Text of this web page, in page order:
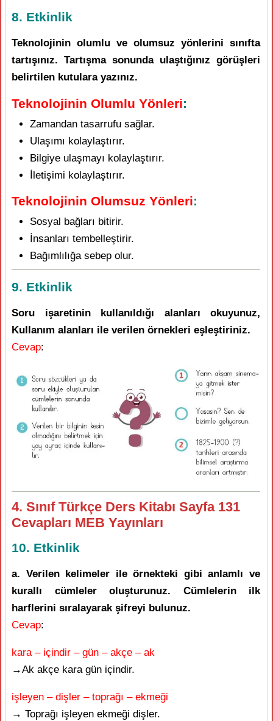
8. Etkinlik
Teknolojinin olumlu ve olumsuz yönlerini sınıfta
tartışınız. Tartışma sonunda ulaştığınız görüşleri
belirtilen kutulara yazınız.
Teknolojinin Olumlu Yönleri:
Zamandan tasarrufu sağlar.
Ulaşımı kolaylaştırır.
Bilgiye ulaşmayı kolaylaştırır.
İletişimi kolaylaştırır.
Teknolojinin Olumsuz Yönleri:
Sosyal bağları bitirir.
İnsanları tembelleştirir.
Bağımlılığa sebep olur.
9. Etkinlik
Soru işaretinin kullanıldığı alanları okuyunuz,
Kullanım alanları ile verilen örnekleri eşleştiriniz.
Cevap:
4. Sınıf Türkçe Ders Kitabı Sayfa 131
Cevapları MEB Yayınları
10. Etkinlik
a. Verilen kelimeler ile örnekteki gibi anlamlı ve
kurallı cümleler oluşturunuz. Cümlelerin ilk
harflerini sıralayarak şifreyi bulunuz.
Cevap:
kara – içindir – gün – akçe – ak
→Ak akçe kara gün içindir.
işleyen – dişler – toprağı – ekmeği
→ Toprağı işleyen ekmeği dişler.